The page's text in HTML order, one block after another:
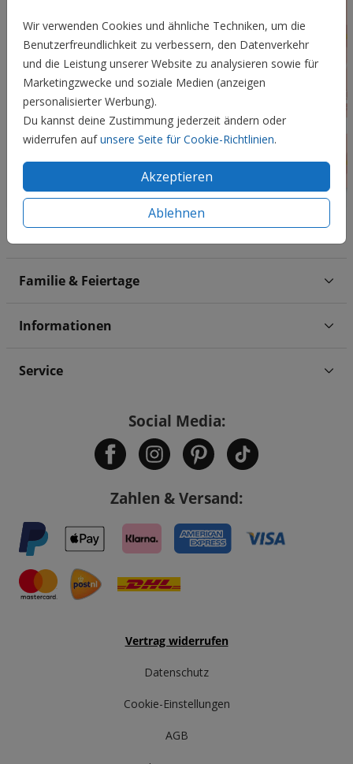
Wir verwenden Cookies und ähnliche Techniken, um die
Benutzerfreundlichkeit zu verbessern, den Datenverkehr
und die Leistung unserer Website zu analysieren sowie für
Marketingzwecke und soziale Medien (anzeigen
personalisierter Werbung).
Du kannst deine Zustimmung jederzeit ändern oder
widerrufen aufunsere Seite für Cookie-Richtlinien.
Akzeptieren
Ablehnen
Familie & Feiertage
Informationen
Service
Social Media:
Zahlen & Versand:
Vertrag widerrufen
Datenschutz
Cookie-Einstellungen
AGB